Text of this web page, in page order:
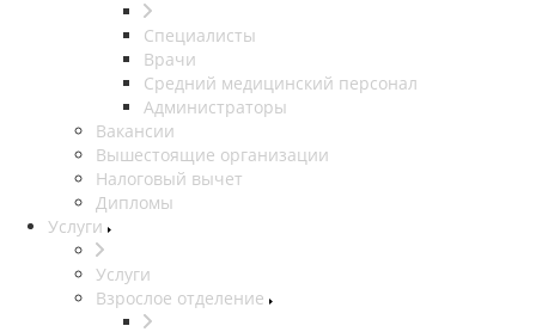
Специалисты
Врачи
Средний медицинский персонал
Администраторы
Вакансии
Вышестоящие организации
Налоговый вычет
Дипломы
Услуги
Услуги
Взрослое отделение